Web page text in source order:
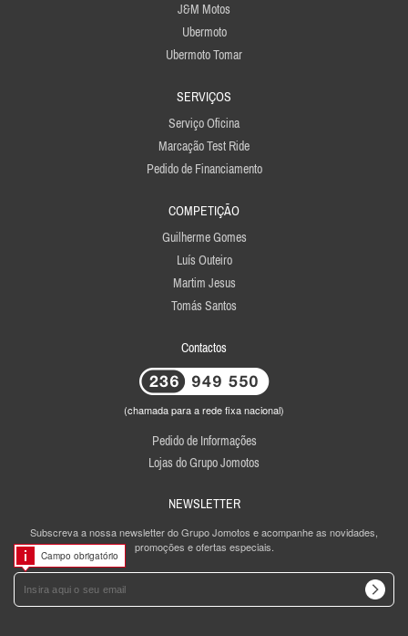
J&M Motos
Ubermoto
Ubermoto Tomar
SERVIÇOS
Serviço Oficina
Marcação Test Ride
Pedido de Financiamento
COMPETIÇÃO
Guilherme Gomes
Luís Outeiro
Martim Jesus
Tomás Santos
Contactos
(chamada para a rede fixa nacional)
Pedido de Informações
Lojas do Grupo Jomotos
NEWSLETTER
Subscreva a nossa newsletter do Grupo Jomotos e acompanhe as novidades,
promoções e ofertas especiais.
Campo obrigatório